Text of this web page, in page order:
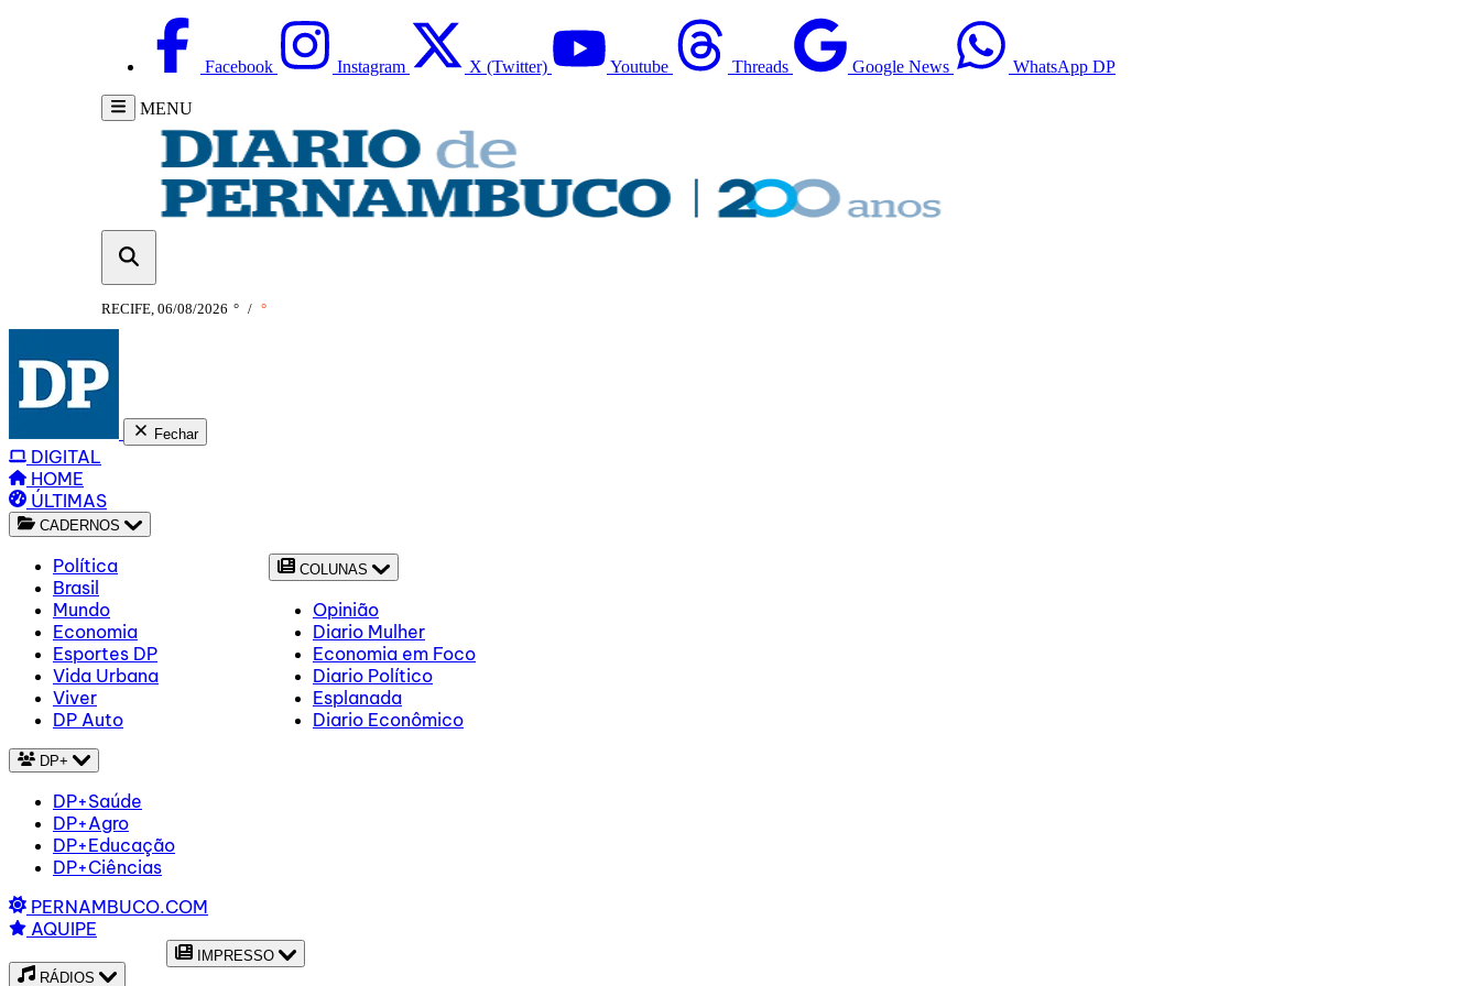
Facebook Instagram X (Twitter) Youtube Threads Google News WhatsApp DP
MENU
RECIFE, 06/08/2026 ° / °
Fechar
DIGITAL
HOME
ÚLTIMAS
CADERNOS
Política
Brasil
Mundo
Economia
Esportes DP
Vida Urbana
Viver
DP Auto
COLUNAS
Opinião
Diario Mulher
Economia em Foco
Diario Político
Esplanada
Diario Econômico
DP+
DP+Saúde
DP+Agro
DP+Educação
DP+Ciências
PERNAMBUCO.COM
AQUIPE
RÁDIOS
IMPRESSO